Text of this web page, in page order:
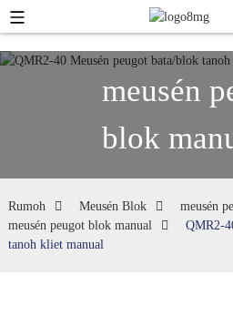
meusén
blok
Rumoh Meusén Blok
meusén
meusén peugot blok manual
QMR2-
tanoh kliet manual